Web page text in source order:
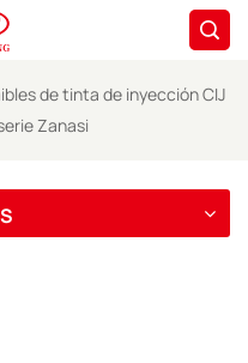
de tinta de inyección CIJ
Zanasi